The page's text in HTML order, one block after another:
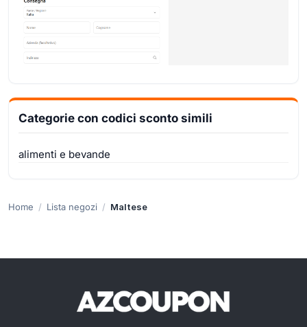
Categorie con codici sconto simili
alimenti e bevande
Home Lista negozi Maltese